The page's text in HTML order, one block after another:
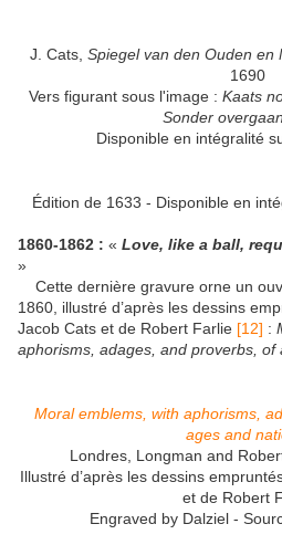
J. Cats, Spiegel van den Ouden en
1690
Vers figurant sous l'image : Kaats
Sonder
Disponible en intégralité
Édition de 1633 - Disponible en
1860-1862 : « Love, like a ball,
»
Cette dernière gravure orne un
1860, illustré d’après les dessins
Jacob Cats et de Robert Farlie [12] :
aphorisms, adages, and proverbs, of
Moral emblems, with aphorisms,
ages and
Londres, Longman and
Illustré d’après les dessins
et de Robert
Engraved by Dalziel -